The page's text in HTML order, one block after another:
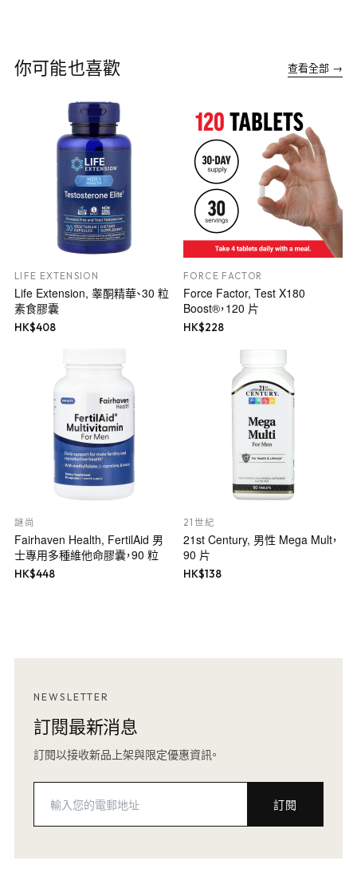
你可能也喜歡 查看全部 →
LIFE EXTENSION
Life Extension, 睾酮精華、30 粒
素食膠囊
HK$408
FORCE FACTOR
Force Factor, Test X180
Boost®，120 片
HK$228
謎尚
Fairhaven Health, FertilAid 男
士專用多種維他命膠囊，90 粒
HK$448
21世紀
21st Century, 男性 Mega Mult，
90 片
HK$138
NEWSLETTER
訂閱最新消息
訂閱以接收新品上架與限定優惠資訊。
訂閱